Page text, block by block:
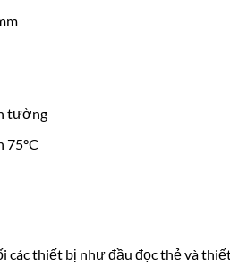
tường
75°C
các thiết bị như đầu đọc thẻ và